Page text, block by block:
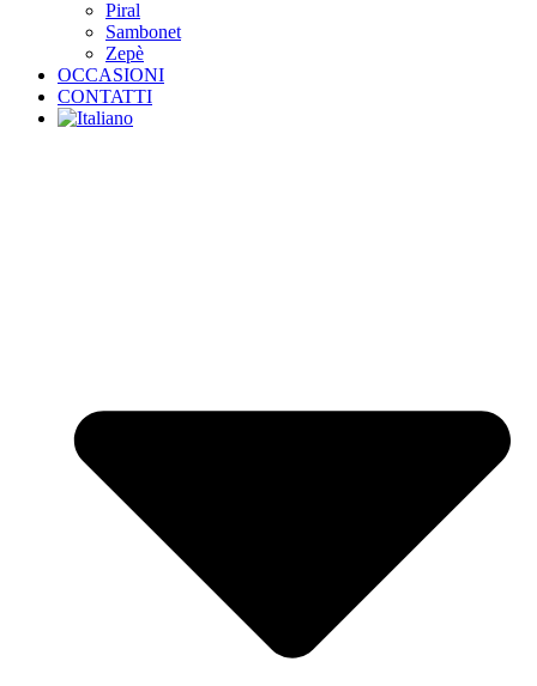
Piral
Sambonet
Zepè
OCCASIONI
CONTATTI